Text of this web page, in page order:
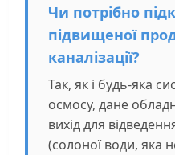
Чи потрібно
підвищеної
каналізації?
Так, як і будь-яка
осмосу, дане
вихід для
(солоної води, яка